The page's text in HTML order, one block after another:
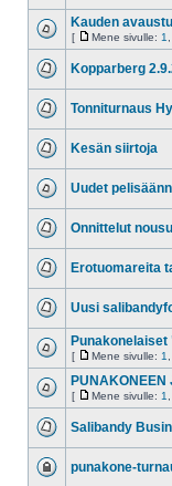
Kauden
[ Mene sivulle: 1
Kopparberg
Tonniturnaus
Kesän siirtoja
Uudet
Onnittelut
Erotuomareita
Uusi
[ Mene sivulle: 1
PUNAKONEEN
[ Mene sivulle: 1
Salibandy
punakone-